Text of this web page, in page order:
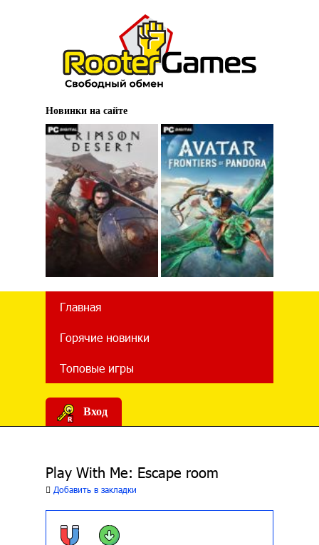
Новинки на сайте
Главная
Горячие новинки
Топовые игры
Вход
Play With Me: Escape room
Добавить в закладки